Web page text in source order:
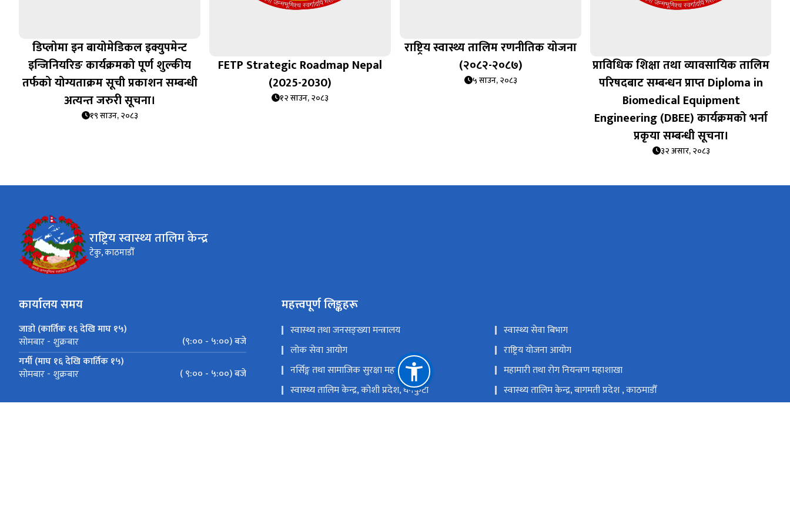
डिप्लोमा इन बायोमेडिकल इक्युपमेन्ट
इन्जिनियरिङ कार्यक्रमको पूर्ण शुल्कीय
तर्फको योग्यताक्रम सूची प्रकाशन सम्बन्धी
अत्यन्त जरुरी सूचना।
१९ साउन, २०८३
FETP Strategic Roadmap Nepal
(2025-2030)
१२ साउन, २०८३
राष्ट्रिय स्वास्थ्य तालिम रणनीतिक योजना
(२०८२-२०८७)
५ साउन, २०८३
प्राविधिक शिक्षा तथा व्यावसायिक तालिम
परिषदबाट सम्बन्धन प्राप्त Diploma in
Biomedical Equipment
Engineering (DBEE) कार्यक्रमको भर्ना
प्रकृया सम्बन्धी सूचना।
३२ असार, २०८३
राष्ट्रिय स्वास्थ्य तालिम केन्द्र
टेकु, काठमाडौँ
कार्यालय समय
जाडो (कार्तिक १६ देखि माघ १५)
सोमबार - शुक्रबार
(९:०० - ५:००) बजे
गर्मी (माघ १६ देखि कार्तिक १५)
सोमबार - शुक्रबार ( ९:०० - ५:००) बजे
महत्त्वपूर्ण लिङ्कहरू
स्वास्थ्य तथा जनसङ्ख्या मन्त्रालय
स्वास्थ्य सेवा बिभाग
लोक सेवा आयोग
राष्ट्रिय योजना आयोग
नर्सिङ्ग तथा सामाजिक सुरक्षा महाशाखा
महामारी तथा रोग नियन्त्रण महाशाखा
स्वास्थ्य तालिम केन्द्र, कोशी प्रदेश, धनकुटा
स्वास्थ्य तालिम केन्द्र, बागमती प्रदेश , काठमाडौँ